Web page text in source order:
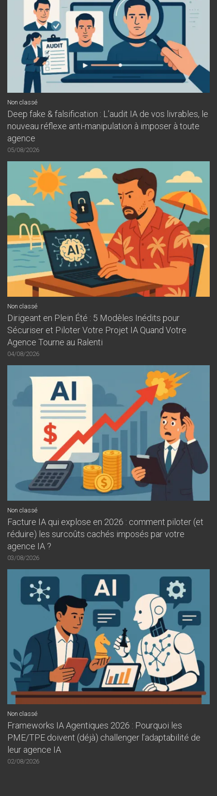
Non classé
Deep fake & falsification : L’audit IA de vos livrables, le
nouveau réflexe anti-manipulation à imposer à toute
agence
05/08/2026
Non classé
Dirigeant en Plein Été : 5 Modèles Inédits pour
Sécuriser et Piloter Votre Projet IA Quand Votre
Agence Tourne au Ralenti
04/08/2026
Non classé
Facture IA qui explose en 2026 : comment piloter (et
réduire) les surcoûts cachés imposés par votre
agence IA ?
03/08/2026
Non classé
Frameworks IA Agentiques 2026 : Pourquoi les
PME/TPE doivent (déjà) challenger l’adaptabilité de
leur agence IA
02/08/2026